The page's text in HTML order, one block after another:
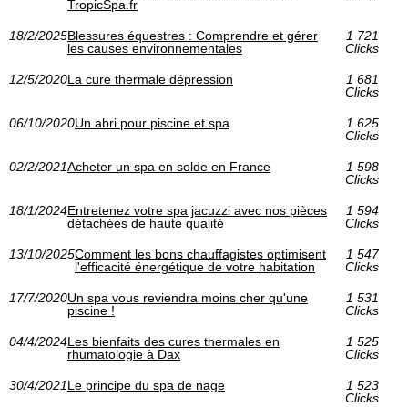
TropicSpa.fr
18/2/2025Blessures équestres : Comprendre et gérer
les causes environnementales
1 721
Clicks
12/5/2020La cure thermale dépression
1 681
Clicks
06/10/2020Un abri pour piscine et spa
1 625
Clicks
02/2/2021Acheter un spa en solde en France
1 598
Clicks
18/1/2024Entretenez votre spa jacuzzi avec nos pièces
détachées de haute qualité
1 594
Clicks
13/10/2025Comment les bons chauffagistes optimisent
l'efficacité énergétique de votre habitation
1 547
Clicks
17/7/2020Un spa vous reviendra moins cher qu'une
piscine !
1 531
Clicks
04/4/2024Les bienfaits des cures thermales en
rhumatologie à Dax
1 525
Clicks
30/4/2021Le principe du spa de nage
1 523
Clicks